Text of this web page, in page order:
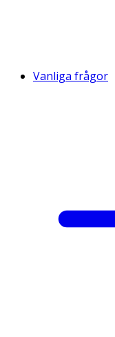
Vanliga frågor